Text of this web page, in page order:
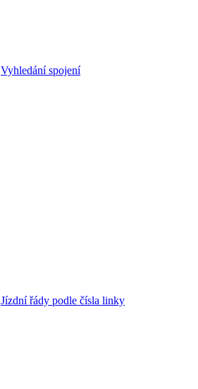
Vyhledání spojení
Jízdní řády podle čísla linky